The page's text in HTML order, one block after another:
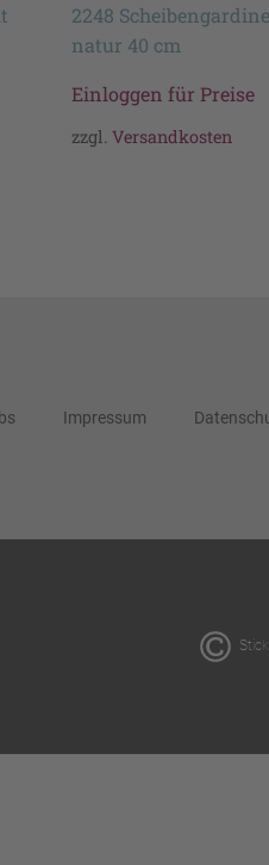
2248
natur 40 cm
Einloggen für Preise
zzgl. Versandkosten
Impressum